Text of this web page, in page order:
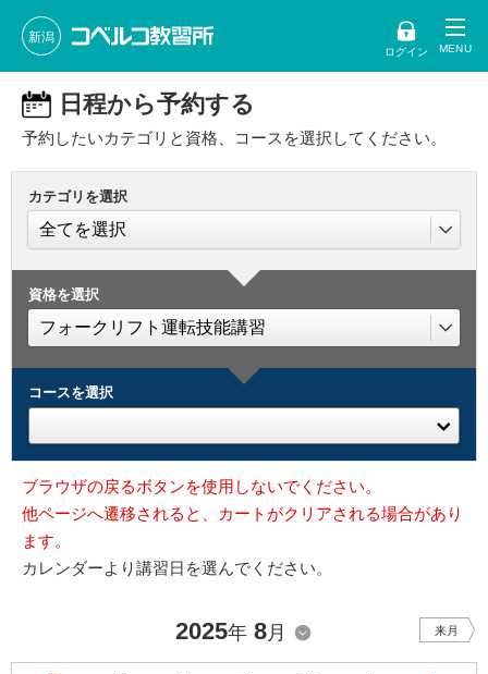
新潟
ログイン
日程から予約する
予約したいカテゴリと資格、コースを選択してください。
カテゴリを選択
資格を選択
コースを選択
ブラウザの戻るボタンを使用しないでください。
他ページへ遷移されると、カートがクリアされる場合があり
ます。
カレンダーより講習日を選んでください。
2025年 8月 来月